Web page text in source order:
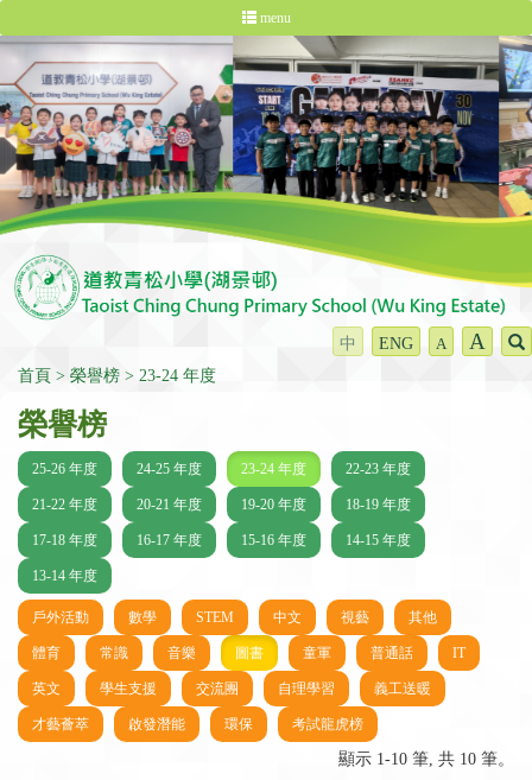
menu
中 ENG A A
首頁 榮譽榜 23-24 年度
榮譽榜
25-26 年度 24-25 年度 23-24 年度 22-23 年度
21-22 年度 20-21 年度 19-20 年度 18-19 年度
17-18 年度 16-17 年度 15-16 年度 14-15 年度
13-14 年度
戶外活動 數學 STEM 中文 視藝 其他
體育 常識 音樂 圖書 童軍 普通話 IT
英文 學生支援 交流團 自理學習 義工送暖
才藝薈萃 啟發潛能 環保 考試龍虎榜
顯示 1-10 筆, 共 10 筆。